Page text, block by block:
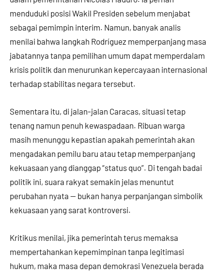
menduduki posisi Wakil Presiden sebelum menjabat
sebagai pemimpin interim. Namun, banyak analis
menilai bahwa langkah Rodríguez memperpanjang masa
jabatannya tanpa pemilihan umum dapat memperdalam
krisis politik dan menurunkan kepercayaan internasional
terhadap stabilitas negara tersebut.
Sementara itu, di jalan-jalan Caracas, situasi tetap
tenang namun penuh kewaspadaan. Ribuan warga
masih menunggu kepastian apakah pemerintah akan
mengadakan pemilu baru atau tetap memperpanjang
kekuasaan yang dianggap “status quo”. Di tengah badai
politik ini, suara rakyat semakin jelas menuntut
perubahan nyata — bukan hanya perpanjangan simbolik
kekuasaan yang sarat kontroversi.
Kritikus menilai, jika pemerintah terus memaksa
mempertahankan kepemimpinan tanpa legitimasi
hukum, maka masa depan demokrasi Venezuela berada